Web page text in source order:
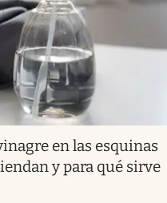
en las esquinas
y para qué sirve